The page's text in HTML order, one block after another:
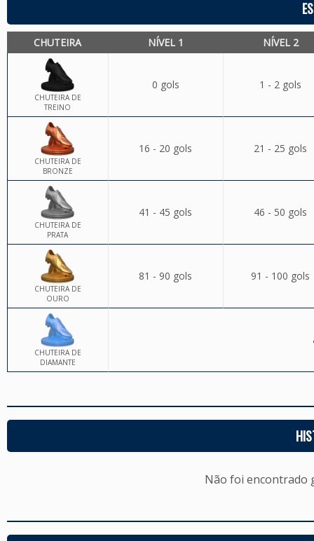
CHUTEIRA NÍVEL 1 NÍVEL 2
CHUTEIRA DE
TREINO
0 gols 1 - 2 gols
CHUTEIRA DE
BRONZE
16 - 20 gols 21 - 25 gols
CHUTEIRA DE
PRATA
41 - 45 gols 46 - 50 gols
CHUTEIRA DE
OURO
81 - 90 gols 91 - 100 gols
CHUTEIRA DE
DIAMANTE
Não foi encontrado